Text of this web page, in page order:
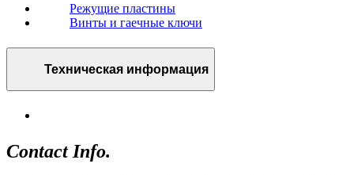
Режущие пластины
Винты и гаечные ключи
Техническая информация
Contact Info.